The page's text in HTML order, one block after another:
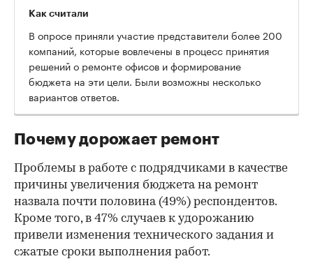
Как считали
В опросе приняли участие представители более 200
компаний, которые вовлечены в процесс принятия
решений о ремонте офисов и формирование
бюджета на эти цели. Были возможны несколько
вариантов ответов.
Почему дорожает ремонт
Проблемы в работе с подрядчиками в качестве
причины увеличения бюджета на ремонт
назвала почти половина (49%) респондентов.
Кроме того, в 47% случаев к удорожанию
привели изменения технического задания и
сжатые сроки выполнения работ.